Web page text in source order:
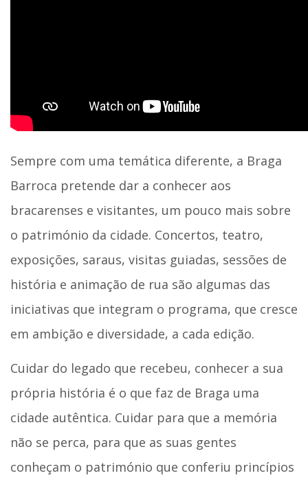
Sempre com uma temática diferente, a Braga
Barroca pretende dar a conhecer aos
bracarenses e visitantes, um pouco mais sobre
o património da cidade. Concertos, teatro,
exposições, saraus, visitas guiadas, sessões de
história e animação de rua são algumas das
iniciativas que integram o programa, que cresce
em ambição e diversidade, a cada edição.
Cuidar do legado que recebeu, conhecer a sua
própria história é o que faz de Braga uma
cidade autêntica. Cuidar para que a memória
não se perca, para que as suas gentes
conheçam o património que conferiu princípios